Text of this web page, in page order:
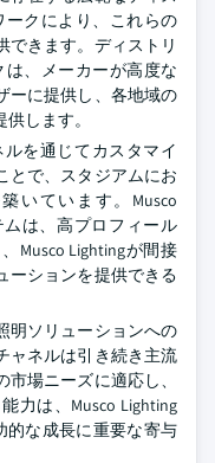
ークにより、これらの
できます。ディストリ
、メーカーが高度な
ーに提供し、各地域の
します。
ルを通じてカスタマイ
とで、スタジアムにお
いています。Musco
ムは、高プロフィール
Musco Lightingが間接
ーションを提供できる
明ソリューションへの
ャネルは引き続き主流
場ニーズに適応し、
力は、Musco Lighting
的な成長に重要な寄与